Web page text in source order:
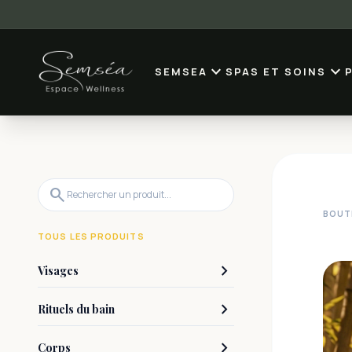
SEMSEA expand_moreSPAS ET SOINS expand_more
search
TOUS LES PRODUITS
Visages keyboard_arrow_right
Rituels du bain keyboard_arrow_right
Corps